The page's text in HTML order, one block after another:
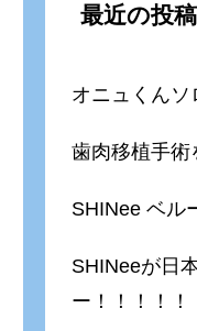
最近の投稿
オニュくんソ
歯肉移植手術
SHINee ベル
SHINeeが日
ー！！！！！